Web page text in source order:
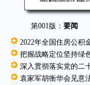
第001版：要闻
2022年全国住房公积
把握战略定位坚持绿
深入贯彻落实党的二
袁家军胡衡华会见意